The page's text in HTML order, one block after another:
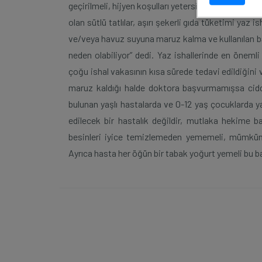
geçirilmeli, hijyen koşulları yetersiz olan,
olan sütlü tatlılar, aşırı şekerli gıda tüketimi yaz
ve/veya havuz suyuna maruz kalma ve
neden olabiliyor” dedi. Yaz ishallerinde en önemli
çoğu ishal vakasının kısa sürede tedavi edildiğini
maruz kaldığı halde doktora başvurmamışsa
bulunan yaşlı hastalarda ve 0-12 yaş çocuklarda
edilecek bir hastalık değildir, mutlaka hekime
besinleri iyice temizlemeden yememeli,
Ayrıca hasta her öğün bir tabak yoğurt yemeli bu